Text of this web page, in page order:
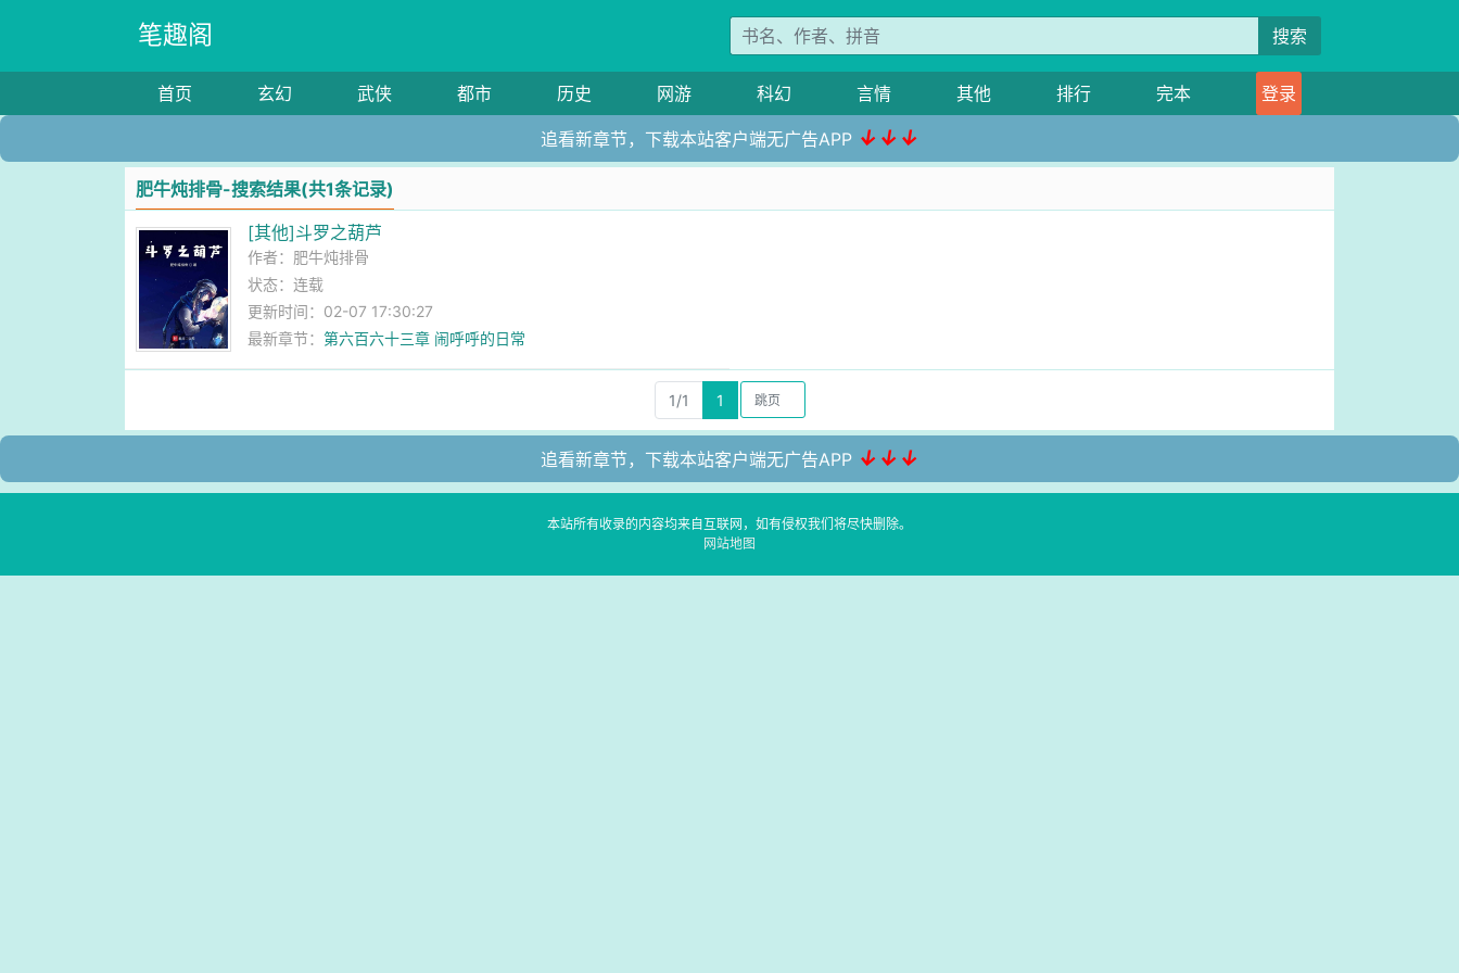
笔趣阁 搜索
首页 玄幻 武侠 都市 历史 网游 科幻 言情 其他 排行 完本 登录
追看新章节，下载本站客户端无广告APP ↓↓↓
肥牛炖排骨-搜索结果(共1条记录)
[其他]斗罗之葫芦
作者： 肥牛炖排骨
状态：连载
更新时间：02-07 17:30:27
最新章节：第六百六十三章 闹呼呼的日常
1/1 1
追看新章节，下载本站客户端无广告APP ↓↓↓
本站所有收录的内容均来自互联网，如有侵权我们将尽快删除。
网站地图